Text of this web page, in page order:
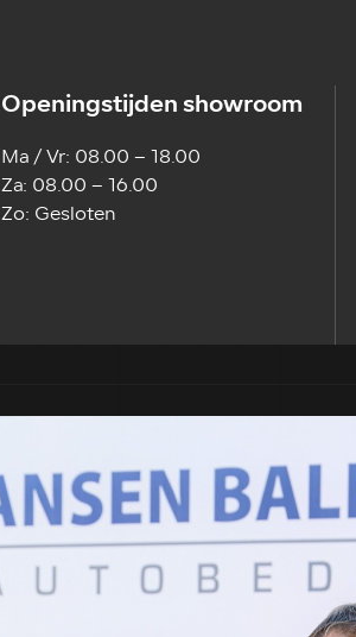
Openingstijden showroom
Ma / Vr: 08.00 – 18.00
Za: 08.00 – 16.00
Zo: Gesloten